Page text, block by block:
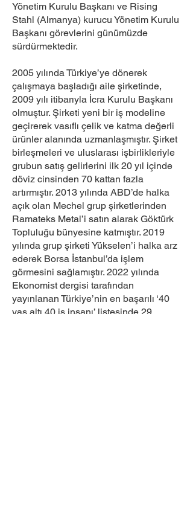
Yönetim Kurulu Başkanı ve Rising
Stahl (Almanya) kurucu Yönetim Kurulu
Başkanı görevlerini günümüzde
sürdürmektedir.
2005 yılında Türkiye’ye dönerek
çalışmaya başladığı aile şirketinde,
2009 yılı itibarıyla İcra Kurulu Başkanı
olmuştur. Şirketi yeni bir iş modeline
geçirerek vasıflı çelik ve katma değerli
ürünler alanında uzmanlaşmıştır. Şirket
birleşmeleri ve uluslarası işbirlikleriyle
grubun satış gelirlerini ilk 20 yıl içinde
döviz cinsinden 70 kattan fazla
artırmıştır. 2013 yılında ABD’de halka
açık olan Mechel grup şirketlerinden
Ramateks Metal’i satın alarak Göktürk
Topluluğu bünyesine katmıştır. 2019
yılında grup şirketi Yükselen’i halka arz
ederek Borsa İstanbul’da işlem
görmesini sağlamıştır. 2022 yılında
Ekonomist dergisi tarafından
yayınlanan Türkiye’nin en başarılı ‘40
yaş altı 40 iş insanı’ listesinde 29.